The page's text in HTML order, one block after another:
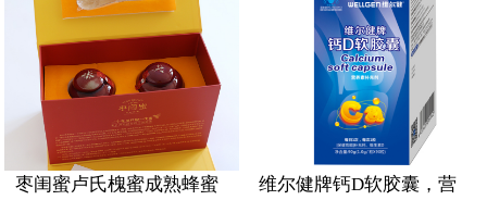
枣闺蜜卢氏槐蜜成熟蜂蜜
维尔健牌钙D软胶囊，营